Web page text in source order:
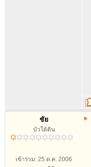
ชัย
บัวใต้ดิน
เข้าร่วม: 25 ต.ค. 2006